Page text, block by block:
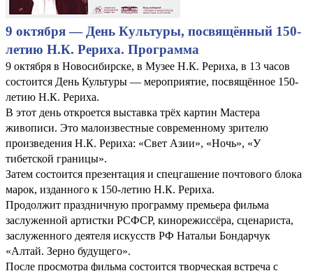
9 октября — День Культуры, посвящённый 150-
летию Н.К. Рериха. Программа
9 октября в Новосибирске, в Музее Н.К. Рериха, в 13 часов
состоится День Культуры — мероприятие, посвящённое 150-
летию Н.К. Рериха.
В этот день откроется выставка трёх картин Мастера
живописи. Это малоизвестные современному зрителю
произведения Н.К. Рериха: «Свет Азии», «Ночь», «У
тибетской границы».
Затем состоится презентация и спецгашение почтового блока
марок, изданного к 150-летию Н.К. Рериха.
Продолжит праздничную программу премьера фильма
заслуженной артистки РСФСР, кинорежиссёра, сценариста,
заслуженного деятеля искусств РФ Натальи Бондарчук
«Алтай. Зерно будущего».
После просмотра фильма состоится творческая встреча с